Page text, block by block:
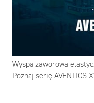
Wyspa zaworowa
Poznaj serię AVENTICS